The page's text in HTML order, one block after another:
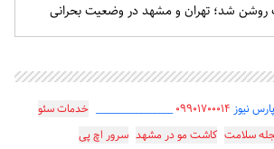
روشن شد؛ تهران و مشهد در وضعیت بحرانی
نیوز ۰۹۹۰۱۷۰۰۰۱۴_________________ خدمات سئو
سلامت کاشت مو در مشهد سرور اچ پی